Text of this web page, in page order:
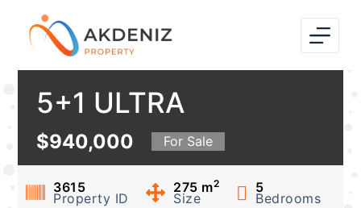
o
5+1 ULTRA
LUXURIOUS VILLA
FOR SALE IN
$940,000 For Sale
3615
Property ID
275 m2
Size
5
Bedrooms